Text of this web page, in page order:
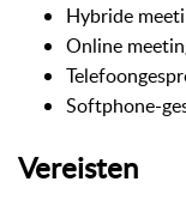
Hybride
Online
Softphone-
Vereisten